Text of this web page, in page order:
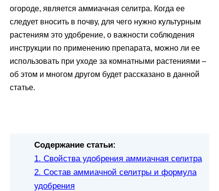
огороде, является аммиачная селитра. Когда ее
следует вносить в почву, для чего нужно культурным
растениям это удобрение, о важности соблюдения
инструкции по применению препарата, можно ли ее
использовать при уходе за комнатными растениями –
об этом и многом другом будет рассказано в данной
статье.
Содержание статьи:
1. Свойства удобрения аммиачная селитра
2. Состав аммиачной селитры и формула
удобрения